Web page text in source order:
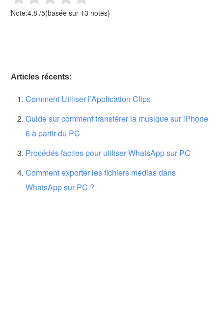
Note:4.8 /5(basée sur 13 notes)
Articles récents:
Comment Utiliser l’Application Clips
Guide sur comment transférer la musique sur iPhone
6 à partir du PC
Procédés faciles pour utiliser WhatsApp sur PC
Comment exporter les fichiers médias dans
WhatsApp sur PC ?